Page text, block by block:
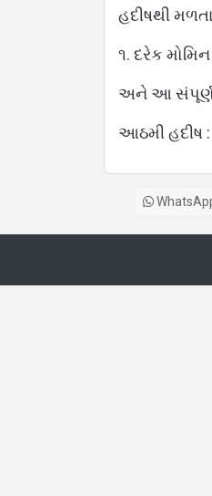
હદીષથી
૧. દરેક
અને આ સંપૂર્ણ
આઠમી હદીષ :